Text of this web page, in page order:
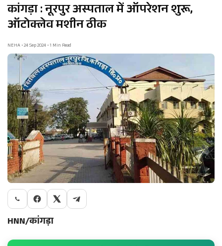
कांगड़ा : नूरपुर अस्पताल में ऑपरेशन शुरू,
ऑटोक्लेव मशीन ठीक
NEHA • 24 Sep 2024 • 1 Min Read
HNN/कांगड़ा